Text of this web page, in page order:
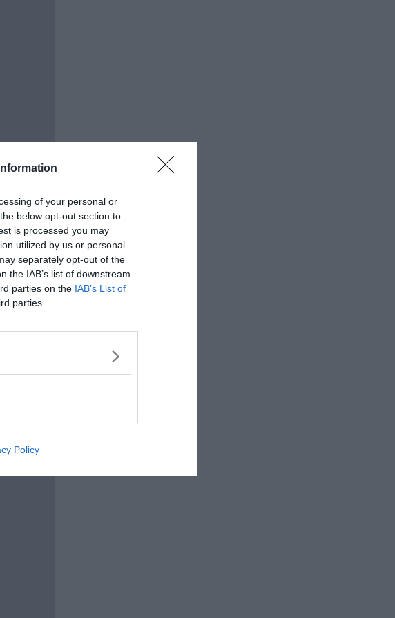
of your personal or
below opt-out section to
is processed you may
utilized by us or personal
separately opt-out of the
the IAB’s list of downstream
parties on the IAB’s List of
parties.
Policy